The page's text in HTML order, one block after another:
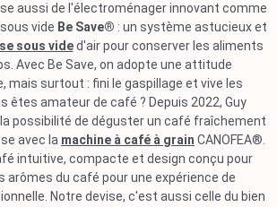
aussi de l'électroménager innovant comme
vide Be Save® : un système astucieux et
sous vided'air pour conserver les aliments
Avec Be Save, on adopte une attitude
mais surtout : fini le gaspillage et vive les
êtes amateur de café ? Depuis 2022, Guy
possibilité de déguster un café fraîchement
avec la machine à café à grain CANOFEA®.
intuitive, compacte et design conçu pour
arômes du café pour une expérience de
Notre devise, c'est aussi celle du bien